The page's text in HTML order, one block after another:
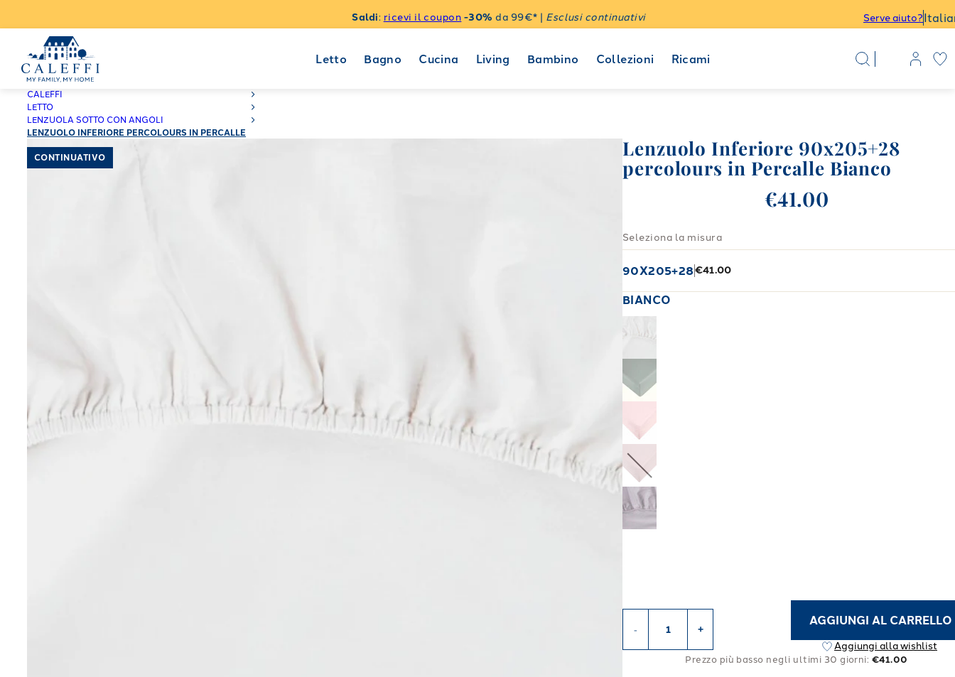
Saldi: ricevi il coupon -30% da 99€* | Esclusi continuativi Serve aiuto?
Letto Bagno Cucina Living Bambino Collezioni Ricami
CALEFFI
LETTO
LENZUOLA SOTTO CON ANGOLI
LENZUOLO INFERIORE PERCOLOURS IN PERCALLE
CONTINUATIVO
Lenzuolo Inferiore 90x205+28
percolours in Percalle Bianco
€41.00
Seleziona la misura
90X205+28€41.00
BIANCO
- +
AGGIUNGI AL CARRELLO
Aggiungi alla wishlist
Prezzo più basso negli ultimi 30 giorni: €41.00